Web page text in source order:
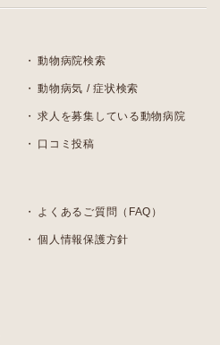
動物病院検索
動物病気 / 症状検索
求人を募集している動物病院
口コミ投稿
よくあるご質問（FAQ）
個人情報保護方針